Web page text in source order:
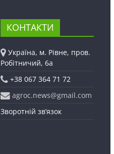
КОНТАКТИ
Україна, м. Рівне, пров.
Робітничий, 6а
+38 067 364 71 72
agroc.news@gmail.com
Зворотній зв’язок